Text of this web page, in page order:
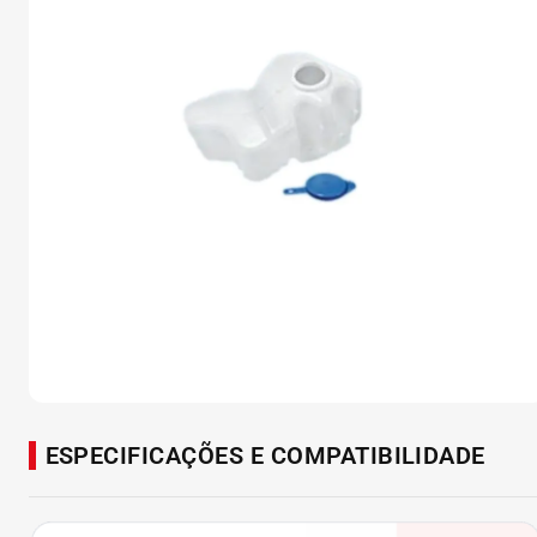
ESPECIFICAÇÕES E COMPATIBILIDADE